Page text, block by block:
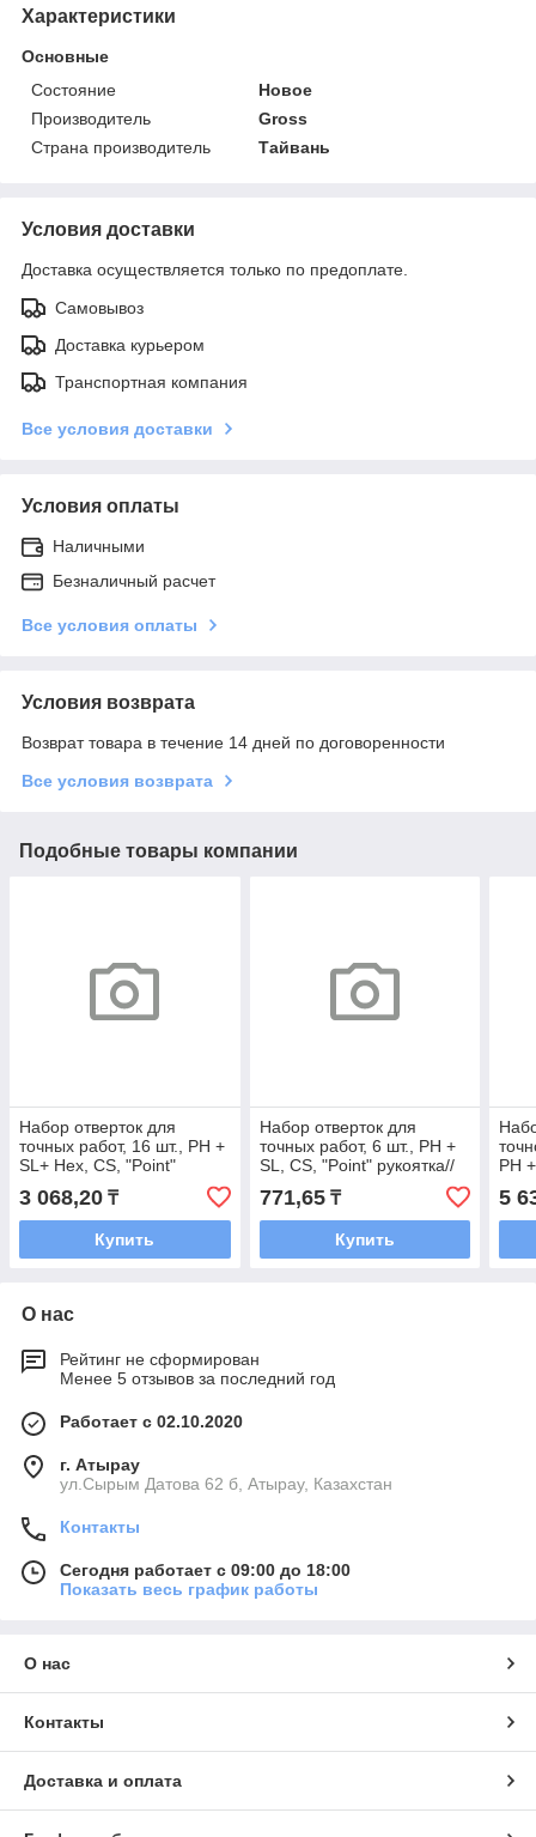
Характеристики
Основные
Состояние
Новое
Производитель
Gross
Страна производитель
Тайвань
Условия доставки
Доставка осуществляется только по предоплате.
Самовывоз
Доставка курьером
Транспортная компания
Все условия доставки
Условия оплаты
Наличными
Безналичный расчет
Все условия оплаты
Условия возврата
Возврат товара в течение 14 дней по договоренности
Все условия возврата
Подобные товары компании
Набор отверток для
точных работ, 16 шт., PH +
SL+ Hex, CS, "Point"
рукоятка// Sparta
3 068,20 ₸
Купить
Набор отверток для
точных работ, 6 шт., PH +
SL, CS, "Point" рукоятка//
771,65₸
Купить
PH
5
О нас
Рейтинг не сформирован
Менее 5 отзывов за последний год
Работает с 02.10.2020
г. Атырау
ул.Сырым Датова 62 б, Атырау, Казахстан
Контакты
Сегодня работает с 09:00 до 18:00
Показать весь график работы
О нас
Контакты
Доставка и оплата